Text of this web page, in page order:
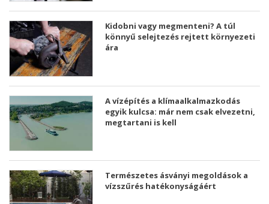
Kidobni vagy megmenteni? A túl
könnyű selejtezés rejtett környezeti
ára
A vízépítés a klímaalkalmazkodás
egyik kulcsa: már nem csak elvezetni,
megtartani is kell
Természetes ásványi megoldások a
vízszűrés hatékonyságáért